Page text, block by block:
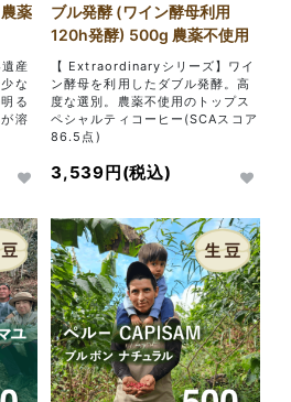
薬
産
な
る
溶
ブル発酵 (ワイン酵母利用
120h発酵) 500g 農薬不使用
【 Extraordinaryシリーズ】ワイ
ン酵母を利用したダブル発酵。高
度な選別。農薬不使用のトップス
ペシャルティコーヒー(SCAスコア
86.5点)
3,539円(税込)